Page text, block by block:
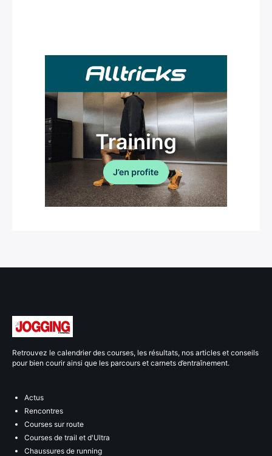
Retrouvez le calendrier des courses, les résultats, nos articles et conseils
pour bien courir ainsi que les parcours et carnets d’entraînement.
Actus
Rencontres
Courses sur route
Courses de trail et d'Ultra
Chaussures de running